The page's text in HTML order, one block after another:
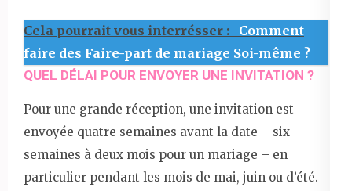
Cela pourrait vous interrésser :
Comment
faire des Faire-part de mariage Soi-même ?
QUEL DÉLAI POUR ENVOYER UNE INVITATION ?
Pour une grande réception, une invitation est
envoyée quatre semaines avant la date – six
semaines à deux mois pour un mariage – en
particulier pendant les mois de mai, juin ou d’été.